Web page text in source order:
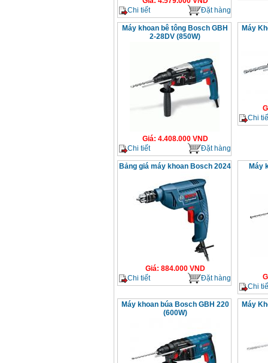
Chi tiết
Đặt hàng
Máy khoan bê tông Bosch GBH
2-28DV (850W)
Giá: 4.408.000VND
Chi tiết
Đặt hàng
Máy
Chi
Bảng giá máy khoan Bosch 2024
Giá: 884.000VND
Chi tiết
Đặt hàng
Máy
Chi
Máy khoan búa Bosch GBH 220
(600W)
Máy